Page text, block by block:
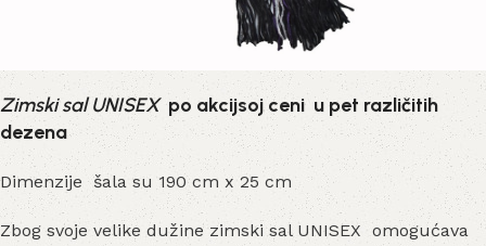
Zimski sal UNISEXpo akcijsoj ceni u pet različitih
dezena
Dimenzije šala su 190 cm x 25 cm
Zbog svoje velike dužine zimski sal UNISEX omogućava